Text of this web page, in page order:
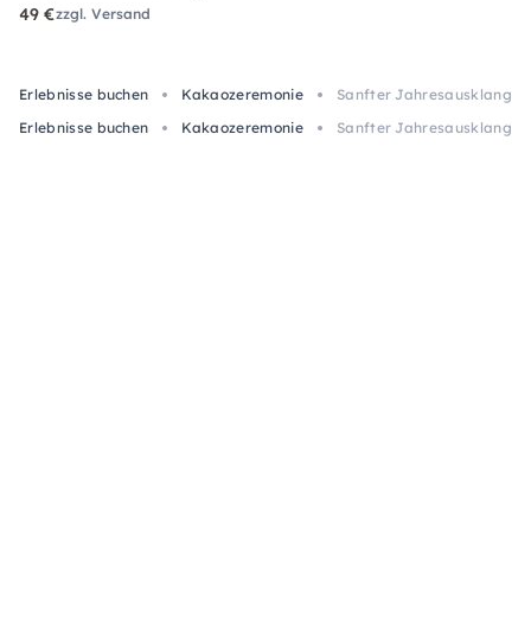
49 €zzgl. Versand
Erlebnisse buchen Kakaozeremonie
Sanfter Jahresausklang:
Erlebnisse buchen
Kakaozeremonie Sanfter Jahresausklang: